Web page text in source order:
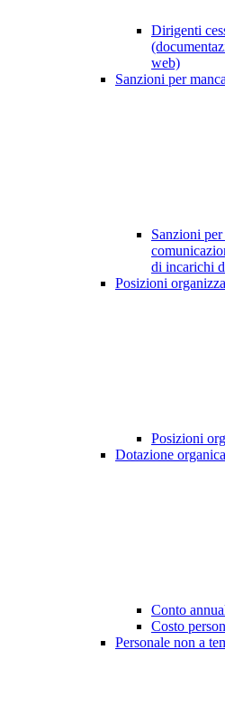
Dirigenti
web)
Sanzioni per
Sanzioni
di incarichi
Posizioni
Posizioni
Dotazione organica
Conto
Costo
Personale non a